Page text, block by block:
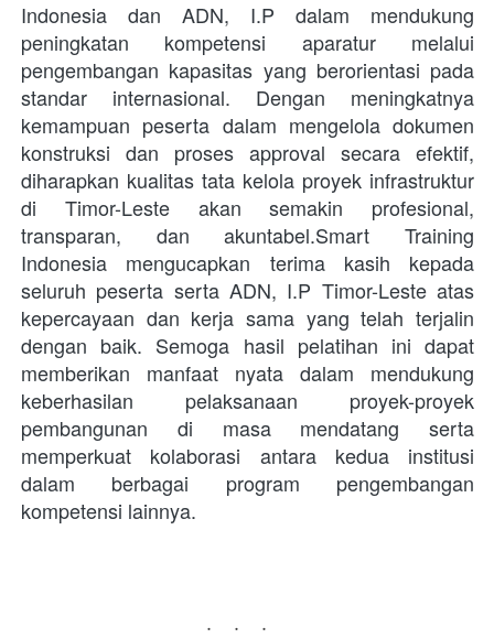
Indonesia dan ADN, I.P dalam mendukung
peningkatan kompetensi aparatur melalui
pengembangan kapasitas yang berorientasi pada
standar internasional. Dengan meningkatnya
kemampuan peserta dalam mengelola dokumen
konstruksi dan proses approval secara efektif,
diharapkan kualitas tata kelola proyek infrastruktur
di Timor-Leste akan semakin profesional,
transparan, dan akuntabel.Smart Training
Indonesia mengucapkan terima kasih kepada
seluruh peserta serta ADN, I.P Timor-Leste atas
kepercayaan dan kerja sama yang telah terjalin
dengan baik. Semoga hasil pelatihan ini dapat
memberikan manfaat nyata dalam mendukung
keberhasilan pelaksanaan proyek-proyek
pembangunan di masa mendatang serta
memperkuat kolaborasi antara kedua institusi
dalam berbagai program pengembangan
kompetensi lainnya.
...